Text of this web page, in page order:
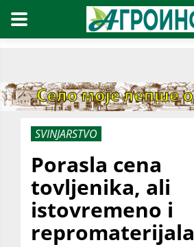
SVINJARSTVO
Porasla cena
tovljenika, ali
istovremeno i
repromaterijala